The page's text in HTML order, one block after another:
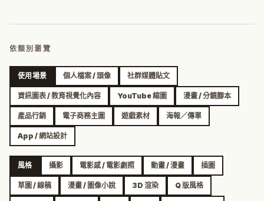
依類別瀏覽
使用場景 個人檔案 / 頭像 社群媒體貼文
資訊圖表 / 教育視覺化內容 YouTube 縮圖 漫畫 / 分鏡腳本
產品行銷 電子商務主圖 遊戲素材 海報／傳單
App / 網站設計
風格 攝影 電影感 / 電影劇照 動畫 / 漫畫 插圖
草圖 / 線稿 漫畫 / 圖像小說 3D 渲染 Q 版風格